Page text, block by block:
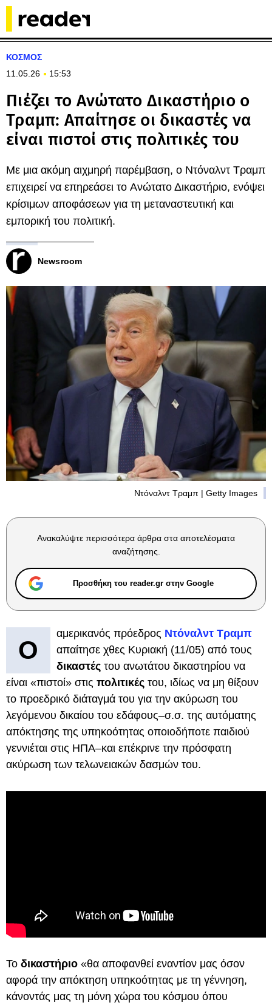
ΚΟΣΜΟΣ
11.05.26
15:53
Πιέζει το Ανώτατο Δικαστήριο ο
Τραμπ: Απαίτησε οι δικαστές να
είναι πιστοί στις πολιτικές του
Με μια ακόμη αιχμηρή παρέμβαση, ο Ντόναλντ Τραμπ
επιχειρεί να επηρεάσει το Aνώτατο Δικαστήριο, ενόψει
κρίσιμων αποφάσεων για τη μεταναστευτική και
εμπορική του πολιτική.
Newsroom
Ντόναλντ Τραμπ | Getty Images
Ανακαλύψτε περισσότερα άρθρα στα αποτελέσματα
αναζήτησης.
Προσθήκη του reader.gr στην Google
Ο
αμερικανός πρόεδρος Ντόναλντ Τραμπ
απαίτησε χθες Κυριακή (11/05) από τους
δικαστές του ανωτάτου δικαστηρίου να
είναι «πιστοί» στις πολιτικές του, ιδίως να μη θίξουν
το προεδρικό διάταγμά του για την ακύρωση του
λεγόμενου δικαίου του εδάφους–σ.σ. της αυτόματης
απόκτησης της υπηκοότητας οποιοδήποτε παιδιού
γεννιέται στις ΗΠΑ–και επέκρινε την πρόσφατη
ακύρωση των τελωνειακών δασμών του.
Το δικαστήριο «θα αποφανθεί εναντίον μας όσον
αφορά την απόκτηση υπηκοότητας με τη γέννηση,
κάνοντάς μας τη μόνη χώρα του κόσμου όπου